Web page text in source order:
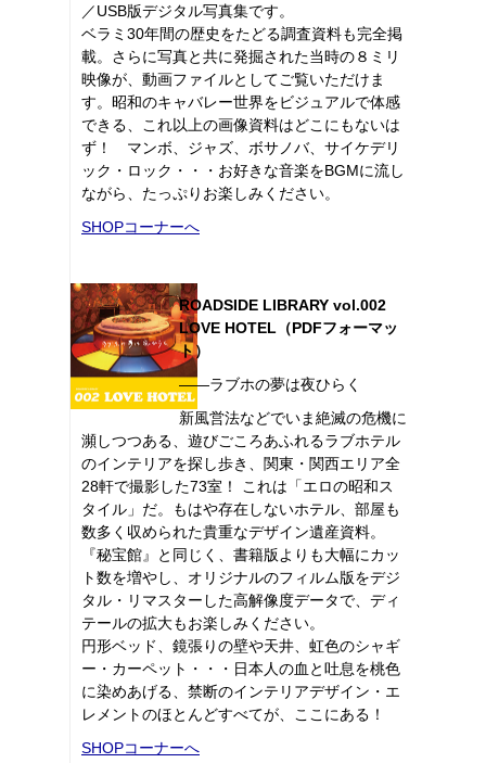
／USB版デジタル写真集です。
ベラミ30年間の歴史をたどる調査資料も完全掲
載。さらに写真と共に発掘された当時の８ミリ
映像が、動画ファイルとしてご覧いただけま
す。昭和のキャバレー世界をビジュアルで体感
できる、これ以上の画像資料はどこにもないは
ず！ マンボ、ジャズ、ボサノバ、サイケデリ
ック・ロック・・・お好きな音楽をBGMに流し
ながら、たっぷりお楽しみください。
SHOPコーナーへ
ROADSIDE LIBRARY vol.002
LOVE HOTEL（PDFフォーマッ
ト）
――ラブホの夢は夜ひらく
新風営法などでいま絶滅の危機に
瀕しつつある、遊びごころあふれるラブホテル
のインテリアを探し歩き、関東・関西エリア全
28軒で撮影した73室！ これは「エロの昭和ス
タイル」だ。もはや存在しないホテル、部屋も
数多く収められた貴重なデザイン遺産資料。
『秘宝館』と同じく、書籍版よりも大幅にカッ
ト数を増やし、オリジナルのフィルム版をデジ
タル・リマスターした高解像度データで、ディ
テールの拡大もお楽しみください。
円形ベッド、鏡張りの壁や天井、虹色のシャギ
ー・カーペット・・・日本人の血と吐息を桃色
に染めあげる、禁断のインテリアデザイン・エ
レメントのほとんどすべてが、ここにある！
SHOPコーナーへ